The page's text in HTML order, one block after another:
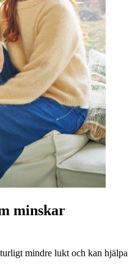
minskar
mindre lukt och kan hjälpa